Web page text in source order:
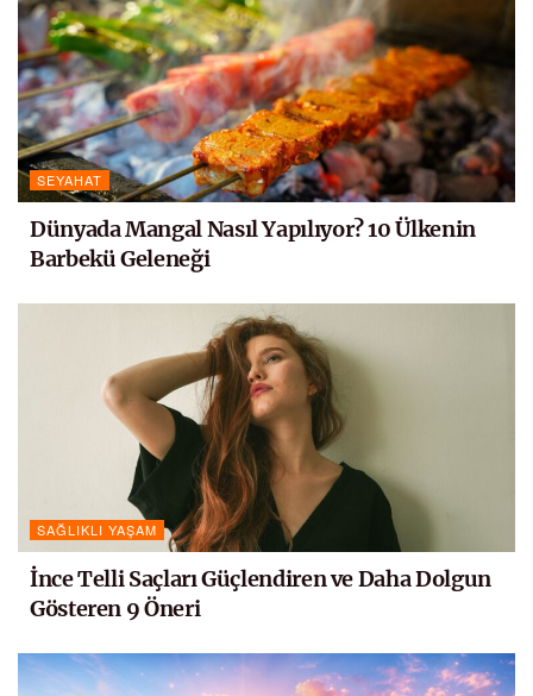
SEYAHAT
Dünyada Mangal Nasıl Yapılıyor? 10 Ülkenin
Barbekü Geleneği
SAĞLIKLI YAŞAM
İnce Telli Saçları Güçlendiren ve Daha Dolgun
Gösteren 9 Öneri